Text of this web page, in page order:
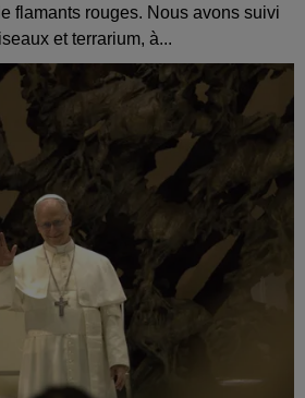
flamants rouges. Nous avons suivi
et terrarium, à...